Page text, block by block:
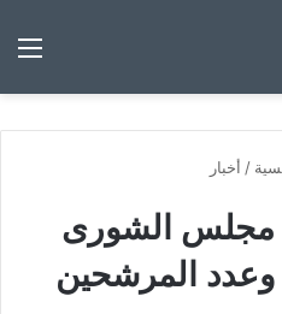
/ أخبار
مجلس الشورى